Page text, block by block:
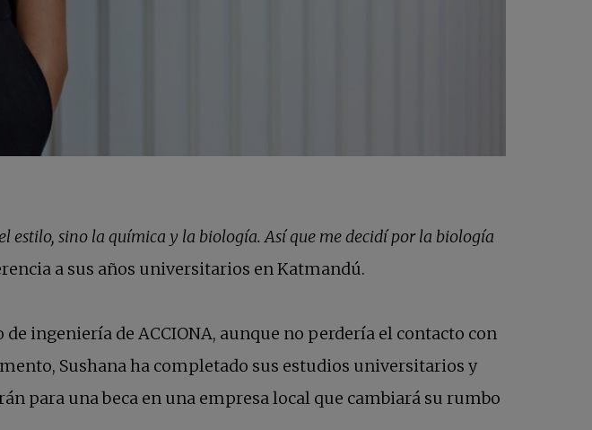
estilo, sino la química y la biología. Así que me decidí por la biología
a sus años universitarios en Katmandú.
ingeniería de ACCIONA, aunque no perdería el contacto con
Sushana ha completado sus estudios universitarios y
para una beca en una empresa local que cambiará su rumbo